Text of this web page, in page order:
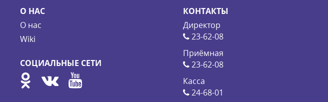
О НАС
О нас
Wiki
СОЦИАЛЬНЫЕ СЕТИ
КОНТАКТЫ
Директор
23-62-08
Приёмная
23-62-08
Касса
24-68-01